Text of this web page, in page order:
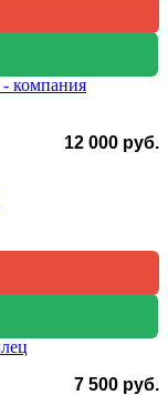
12 000 руб.
7 500 руб.